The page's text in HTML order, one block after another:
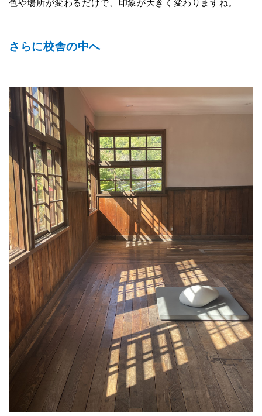
色や場所が変わるだけで、印象が大きく変わりますね。
さらに校舎の中へ